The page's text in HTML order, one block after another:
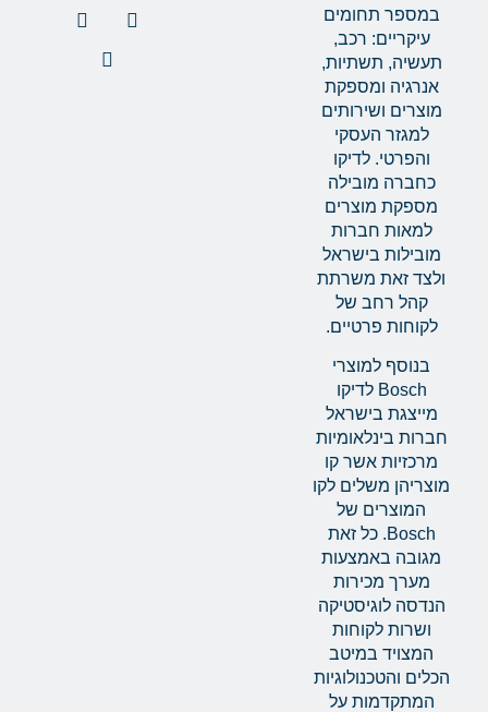
במספר תחומים
עיקריים: רכב,
תעשיה, תשתיות,
אנרגיה ומספקת
מוצרים ושירותים
למגזר העסקי
והפרטי. לדיקו
כחברה מובילה
מספקת מוצרים
למאות חברות
מובילות בישראל
ולצד זאת משרתת
קהל רחב של
לקוחות פרטיים.
בנוסף למוצרי
Bosch לדיקו
מייצגת בישראל
חברות בינלאומיות
מרכזיות אשר קו
מוצריהן משלים לקו
המוצרים של
Bosch. כל זאת
מגובה באמצעות
מערך מכירות
הנדסה לוגיסטיקה
ושרות לקוחות
המצויד במיטב
הכלים והטכנולוגיות
המתקדמות על